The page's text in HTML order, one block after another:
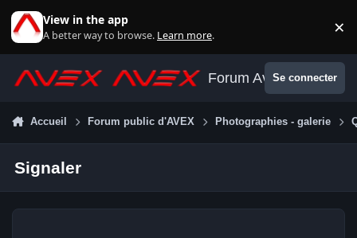
View in the app
A better way to browse. Learn more. ×
Forum AvexSe connecter
Accueil Forum public d'AVEX Photographies - galerie
Signaler